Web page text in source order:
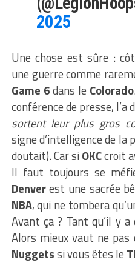
2025
Une chose est sûre :
une guerre comme
Game 6dans le Colorado
conférence de presse, l’a
sortent leur plus gros
signe d’intelligence de la
doutait). Car siOKCcroit
Il faut toujours se
Denverest une sacrée
NBA, qui ne tombera
Avant ça ? Tant qu’il y
Alors mieux vaut ne pas
Nuggetssi vous êtes le